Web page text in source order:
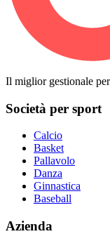
Il miglior gestionale
Società per sport
Calcio
Basket
Pallavolo
Danza
Ginnastica
Baseball
Azienda